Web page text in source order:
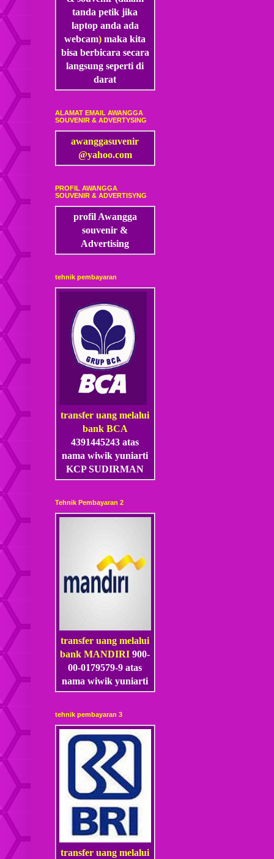
tanda petik jika
laptop anda ada
webcam)maka kita
bisa berbicara secara
langsung seperti di
darat
ALAMAT EMAIL AWANGGA
SOUVENIR & ADVERTYSING
awanggasuvenir
@yahoo.com
PROFIL AWANGGA
SOUVENIR & ADVERTISYNG
profil Awangga
souvenir &
Advertising
tehnik pembayaran
transfer uang melalui
bank BCA
4391445243 atas
nama wiwik yuniarti
KCP SUDIRMAN
Tehnik Pembayaran 2
transfer uang melalui
bank MANDIRI900-
00-0179579-9 atas
nama wiwik yuniarti
tehnik pembayaran 3
transfer uang melalui